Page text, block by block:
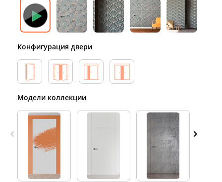
Конфигурация двери
Модели коллекции